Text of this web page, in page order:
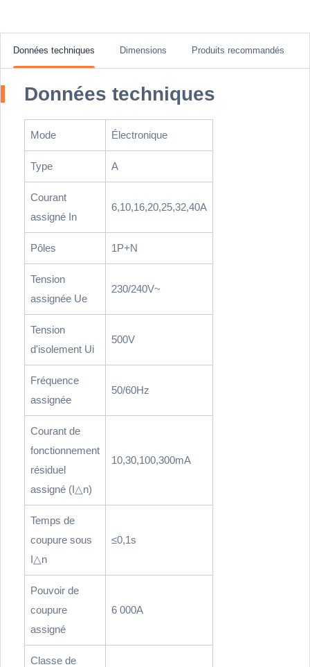
Données techniques Dimensions Produits recommandés
Données techniques
Mode Électronique
Type A
Courant
assigné In
6,10,16,20,25,32,40A
Pôles 1P+N
Tension
assignée Ue
230/240V~
Tension
d'isolement Ui
500V
Fréquence
assignée
50/60Hz
Courant de
fonctionnement
résiduel
assigné (I△n)
10,30,100,300mA
Temps de
coupure sous
I△n
≤0,1s
Pouvoir de
coupure
assigné
6 000A
Classe de